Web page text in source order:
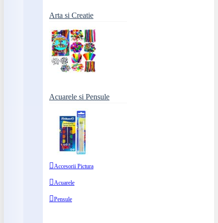
Arta si Creatie
Acuarele si Pensule
Accesorii Pictura
Acuarele
Pensule